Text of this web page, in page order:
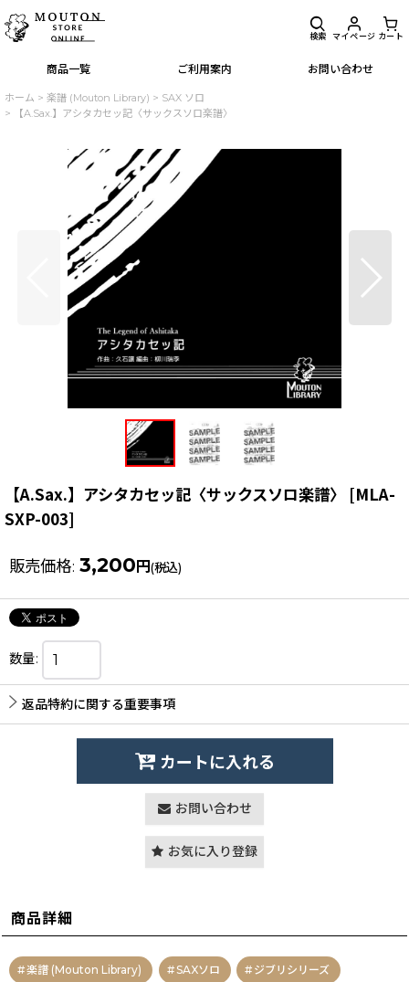
商品一覧 ご利用案内 お問い合わせ
検索 マイページ カート
ホーム > 楽譜 (Mouton Library) > SAX ソロ
>
【A.Sax.】アシタカセッ記〈サックスソロ楽譜〉
【A.Sax.】アシタカセッ記〈サックスソロ楽譜〉 [MLA-
SXP-003]
販売価格: 3,200円(税込)
数量:
返品特約に関する重要事項
カートに入れる
お問い合わせ
お気に入り登録
商品詳細
楽譜 (Mouton Library) SAXソロ ジブリシリーズ